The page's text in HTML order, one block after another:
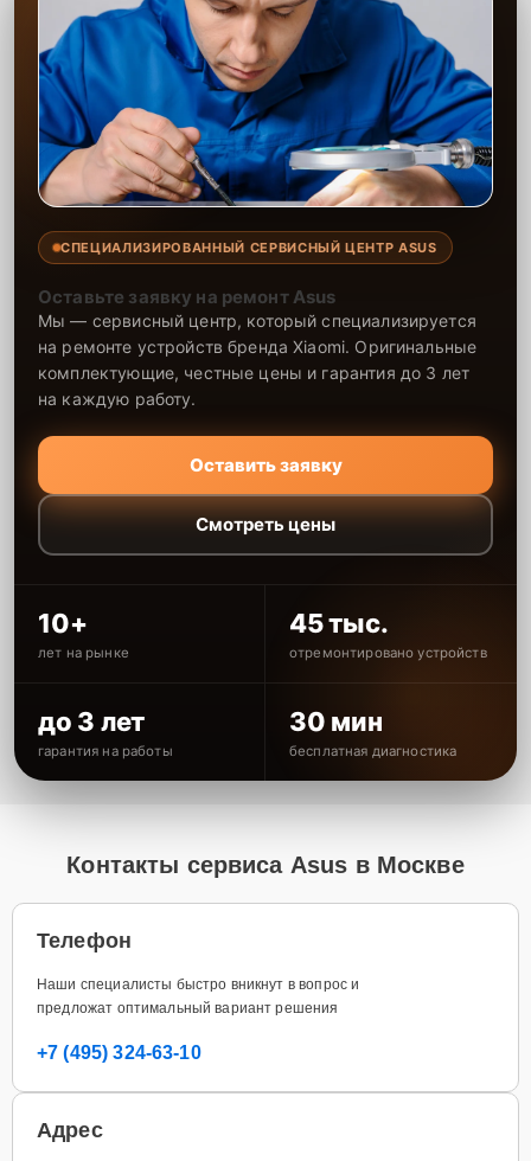
СПЕЦИАЛИЗИРОВАННЫЙ СЕРВИСНЫЙ ЦЕНТР ASUS
Оставьте заявку на ремонт Asus
Мы — сервисный центр, который специализируется
на ремонте устройств бренда Xiaomi. Оригинальные
комплектующие, честные цены и гарантия до 3 лет
на каждую работу.
Оставить заявку
Смотреть цены
10+
лет на рынке
45 тыс.
отремонтировано устройств
до 3 лет
гарантия на работы
30 мин
бесплатная диагностика
Контакты сервиса Asus в Москве
Телефон
Наши специалисты быстро вникнут в вопрос и
предложат оптимальный вариант решения
+7 (495) 324-63-10
Адрес